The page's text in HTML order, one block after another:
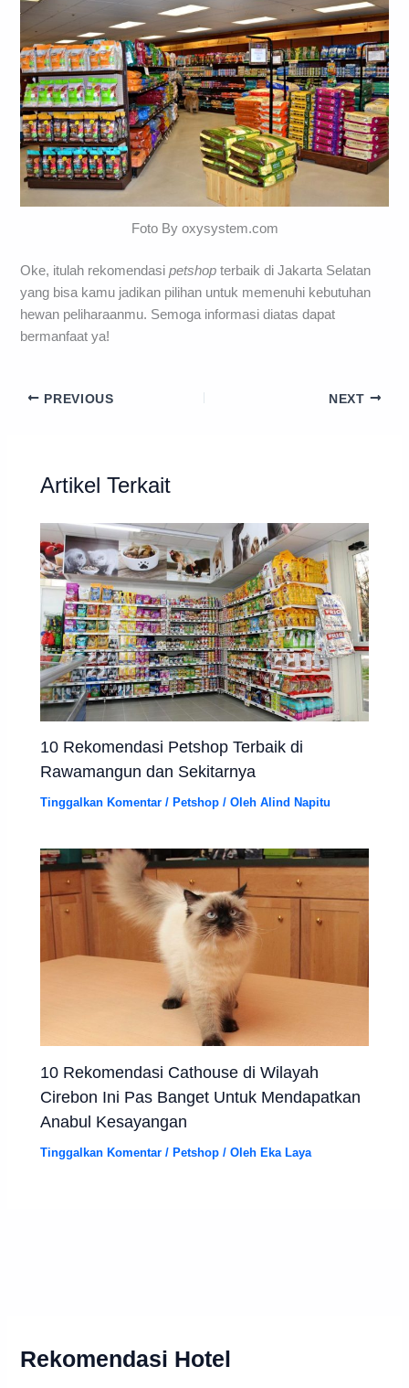
Foto By oxysystem.com
Oke, itulah rekomendasipetshop terbaik di Jakarta Selatan
yang bisa kamu jadikan pilihan untuk memenuhi kebutuhan
hewan peliharaanmu. Semoga informasi diatas dapat
bermanfaat ya!
PREVIOUS NEXT
Artikel Terkait
10 Rekomendasi Petshop Terbaik di
Rawamangun dan Sekitarnya
Tinggalkan Komentar / Petshop / OlehAlind Napitu
10 Rekomendasi Cathouse di Wilayah
Cirebon Ini Pas Banget Untuk Mendapatkan
Anabul Kesayangan
Tinggalkan Komentar / Petshop / Oleh Eka Laya
Rekomendasi Hotel